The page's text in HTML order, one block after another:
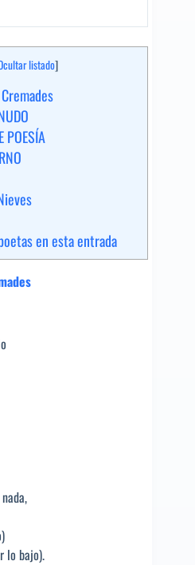
listado]
POESÍA
en esta entrada
lo bajo).